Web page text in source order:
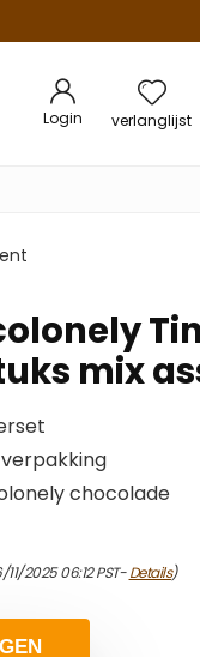
Login verlanglijst
mix
chocolade
2025 06:12 PST-Details)